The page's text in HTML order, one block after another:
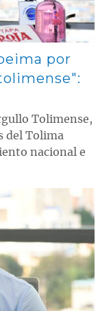
por
Tolimense,
del Tolima
nacional e